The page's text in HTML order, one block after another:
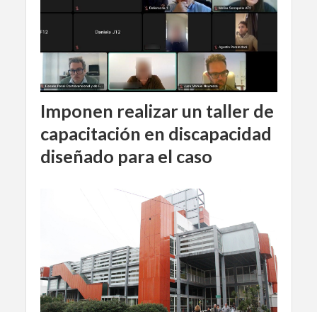
Imponen realizar un taller de
capacitación en discapacidad
diseñado para el caso